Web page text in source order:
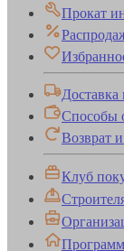
Прокат
Способы
Возврат
Клуб